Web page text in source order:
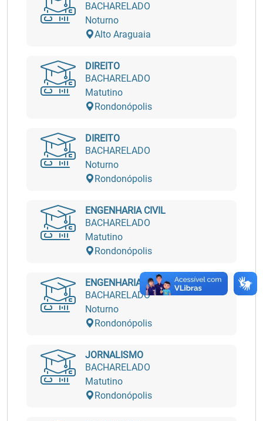
BACHARELADO
Noturno
Alto Araguaia
DIREITO
BACHARELADO
Matutino
Rondonópolis
DIREITO
BACHARELADO
Noturno
Rondonópolis
ENGENHARIA CIVIL
BACHARELADO
Matutino
Rondonópolis
ENGENHARIA CIVIL
BACHARELADO
Noturno
Rondonópolis
JORNALISMO
BACHARELADO
Matutino
Rondonópolis